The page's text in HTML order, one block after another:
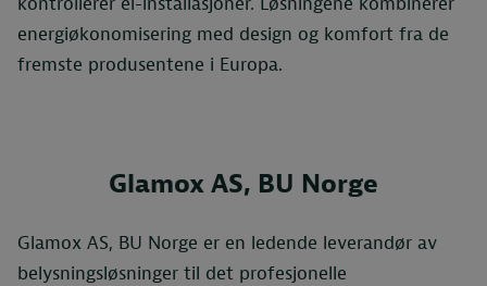
energi­økonomisering med design og komfort fra de
fremste produsentene i Europa.
Glamox AS, BU Norge
Glamox AS, BU Norge er en ledende leverandør av
belysningsløsninger til det profesjonelle